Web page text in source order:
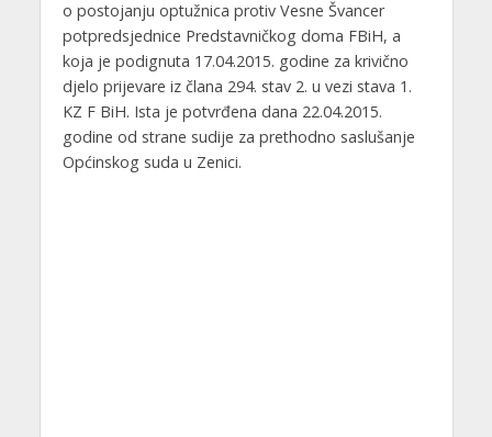
o postojanju optužnica protiv Vesne Švancer
potpredsjednice Predstavničkog doma FBiH, a
koja je podignuta 17.04.2015. godine za krivično
djelo prijevare iz člana 294. stav 2. u vezi stava 1.
KZ F BiH. Ista je potvrđena dana 22.04.2015.
godine od strane sudije za prethodno saslušanje
Općinskog suda u Zenici.